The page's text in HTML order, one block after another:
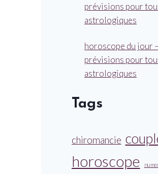
prévisions pour
astrologiques
horoscope du jour
prévisions pour
astrologiques
Tags
chiromancie
horoscope